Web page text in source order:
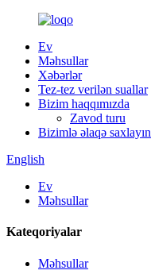
Ev
Məhsullar
Xəbərlər
Tez-tez verilən suallar
Bizim haqqımızda
Zavod turu
Bizimlə əlaqə saxlayın
English
Ev
Məhsullar
Kateqoriyalar
Məhsullar